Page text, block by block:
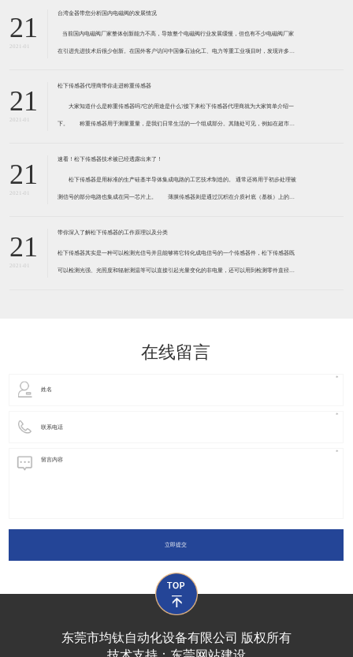
21
2021-01
台湾金器带您分析国内电磁阀的发展情况
​ 当前国内电磁阀厂家整体创新能力不高，导致整个电磁阀行业发展缓慢，但也有不少电磁阀厂家
在引进先进技术后很少创新。在国外客户访问中国像石油化工、电力等重工业项目时，发现许多项
21
2021-01
松下传感器代理商带你走进称重传感器
大家知道什么是称重传感器吗?它的用途是什么?接下来松下传感器代理商就为大家简单介绍一
下。 称重传感器用于测量重量，是我们日常生活的一个组成部分。其随处可见，例如在超市柜
带有应变片的弹性体组成。弹性体通常由钢
21
2021-01
速看！松下传感器技术被已经透露出来了！
松下传感器是用标准的生产硅基半导体集成电路的工艺技术制造的。 通常还将用于初步处理被
测信号的部分电路也集成在同一芯片上。 薄膜传感器则是通过沉积在介质衬底（基板）上的，
器是利用相应材料的浆料，涂覆在陶瓷基片上
21
2021-01
带你深入了解松下传感器的工作原理以及分类
松下传感器其实是一种可以检测光信号并且能够将它转化成电信号的一个传感器件，松下传感器既
可以检测光强、光照度和辐射测温等可以直接引起光量变化的非电量，还可以用到检测零件直径、
在线留言
立即提交
东莞市均钛自动化设备有限公司 版权所有